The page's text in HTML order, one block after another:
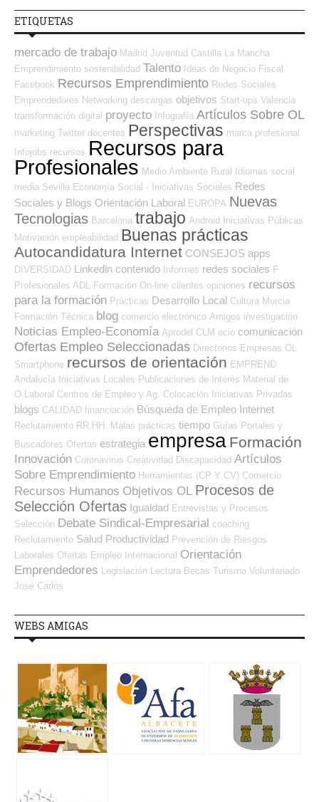
ETIQUETAS
mercado de trabajo Madrid Juventud Castilla La Mancha
Emprendimiento sostenibilidad Talento Ideas de Negocio Fiscal
Facebook Recursos Emprendimiento Redes Sociales
Emprendedores Networking descargas objetivos Start-ups Valencia
transformación digital proyecto Infografía Artículos Sobre OL
marketing Twitter docentes Perspectivas marca profesional
Infojobs recursos Recursos para
Profesionales Medio Ambiente Rural Idiomas social
media Sevilla Economía Social - Iniciativas Sociales Redes
Sociales y Blogs Orientación Laboral EUROPA Nuevas
Tecnologias Barcelona trabajo Android Iniciativas Públicas
Motivación empleabilidad Buenas prácticas
Autocandidatura Internet CONSEJOS apps
DIVERSIDAD Linkedin contenido Informes redes sociales F
Profesionales ADL
Formación On-line clientes opiniones recursos
para la formación Prácticas Desarrollo Local Cultura Murcia
Formación Técnica blog comercio electrónico Amigos investigación
Noticias Empleo-Economía Aprodel CLM ocio comunicación
Ofertas Empleo Seleccionadas Directorios Empresas OL
Smartphone recursos de orientación EMPREND
Andalucía Iniciativas Locales Publicaciones de Interés Material de
O.Laboral Centros de Empleo y Ag. Colocación Iniciativas Privadas
blogs CALIDAD financiación Búsqueda de Empleo Internet
Reclutamiento RR.HH. Malas prácticas tiempo Guías Portales y
Buscadores Ofertas estrategia empresa Formación
Innovación Coronavirus Creatividad Discapacidad Artículos
Sobre Emprendimiento Herramientas (CP Y CV) Comercio
Recursos Humanos Objetivos OL Procesos de
Selección Ofertas Igualdad Entrevistas y Procesos
Selección Debate Sindical-Empresarial coaching
Reclutamiento Salud Productividad Prevención de Riesgos
Laborales Ofertas Empleo Internacional Orientación
Emprendedores Legislación Lectura Becas Turismo Voluntariado
José Carlos
WEBS AMIGAS